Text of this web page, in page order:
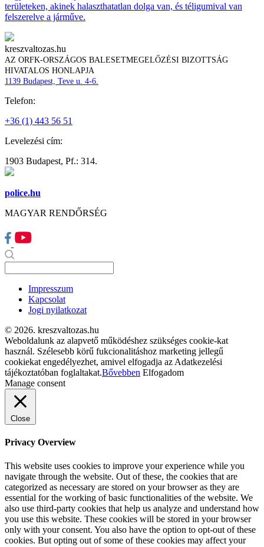
területeken, akinek halaszthatatlan dolga van, és téligumival van
felszerelve a járműve.
kreszvaltozas.hu
AZ ORFK-ORSZÁGOS BALESETMEGELŐZÉSI BIZOTTSÁG
HIVATALOS HONLAPJA
1139 Budapest, Teve u. 4-6.
Telefon:
+36 (1) 443 56 51
Levelezési cím:
1903 Budapest, Pf.: 314.
police.hu
MAGYAR RENDŐRSÉG
Impresszum
Kapcsolat
Jogi nyilatkozat
© 2026. kreszvaltozas.hu
Weboldalunk az alapvető működéshez szükséges cookie-kat
használ. Szélesebb körű fukcionalitáshoz marketing jellegű
cookiekat engedélyezhet, amivel elfogadja az Adatkezelési
tájékoztatóban foglaltakat.Bővebben Elfogadom
Manage consent
Close
Privacy Overview
This website uses cookies to improve your experience while you
navigate through the website. Out of these, the cookies that are
categorized as necessary are stored on your browser as they are
essential for the working of basic functionalities of the website. We
also use third-party cookies that help us analyze and understand how
you use this website. These cookies will be stored in your browser
only with your consent. You also have the option to opt-out of these
cookies. But opting out of some of these cookies may affect your